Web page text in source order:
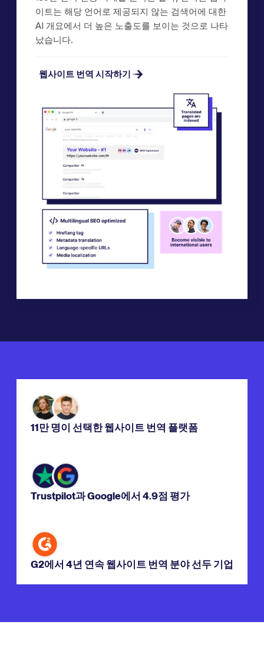
이트는 해당 언어로 제공되지 않는 검색어에 대한
AI 개요에서 더 높은 노출도를 보이는 것으로 나타
났습니다.
웹사이트 번역 시작하기
11만 명이 선택한 웹사이트 번역 플랫폼
Trustpilot과 Google에서 4.9점 평가
G2에서 4년 연속 웹사이트 번역 분야 선두 기업